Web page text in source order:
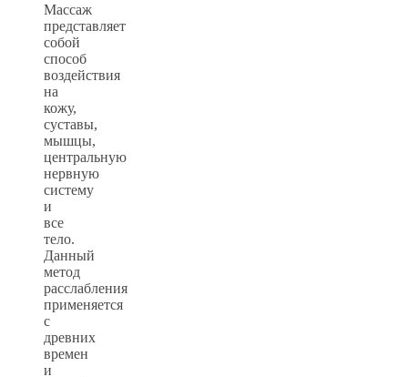
Массаж
представляет
собой
способ
воздействия
на
кожу,
суставы,
мышцы,
центральную
нервную
систему
и
все
тело.
Данный
метод
расслабления
применяется
с
древних
времен
и